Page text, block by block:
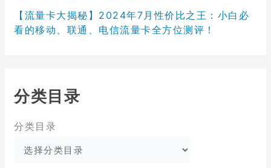
【流量卡大揭秘】2024年7月性价比之王：小白必
看的移动、联通、电信流量卡全方位测评！
分类目录
分类目录